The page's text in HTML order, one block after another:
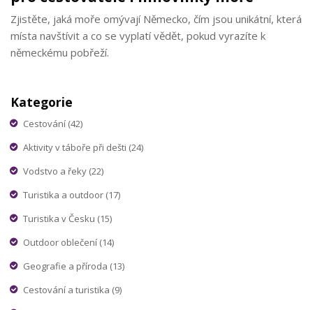
Zjistěte, jaká moře omývají Německo, čím jsou unikátní, která
místa navštívit a co se vyplatí vědět, pokud vyrazíte k
německému pobřeží.
Kategorie
Cestování (42)
Aktivity v táboře při dešti (24)
Vodstvo a řeky (22)
Turistika a outdoor (17)
Turistika v Česku (15)
Outdoor oblečení (14)
Geografie a příroda (13)
Cestování a turistika (9)